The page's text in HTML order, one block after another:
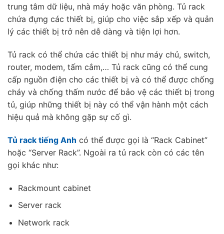
trung tâm dữ liệu, nhà máy hoặc văn phòng. Tủ rack
chứa đựng các thiết bị, giúp cho việc sắp xếp và quản
lý các thiết bị trở nên dễ dàng và tiện lợi hơn.
Tủ rack có thể chứa các thiết bị như máy chủ, switch,
router, modem, tấm cắm,… Tủ rack cũng có thể cung
cấp nguồn điện cho các thiết bị và có thể được chống
cháy và chống thấm nước để bảo vệ các thiết bị trong
tủ, giúp những thiết bị này có thể vận hành một cách
hiệu quả mà không gặp sự cố gì.
Tủ rack tiếng Anh có thể được gọi là “Rack Cabinet”
hoặc “Server Rack”. Ngoài ra tủ rack còn có các tên
gọi khác như:
Rackmount cabinet
Server rack
Network rack